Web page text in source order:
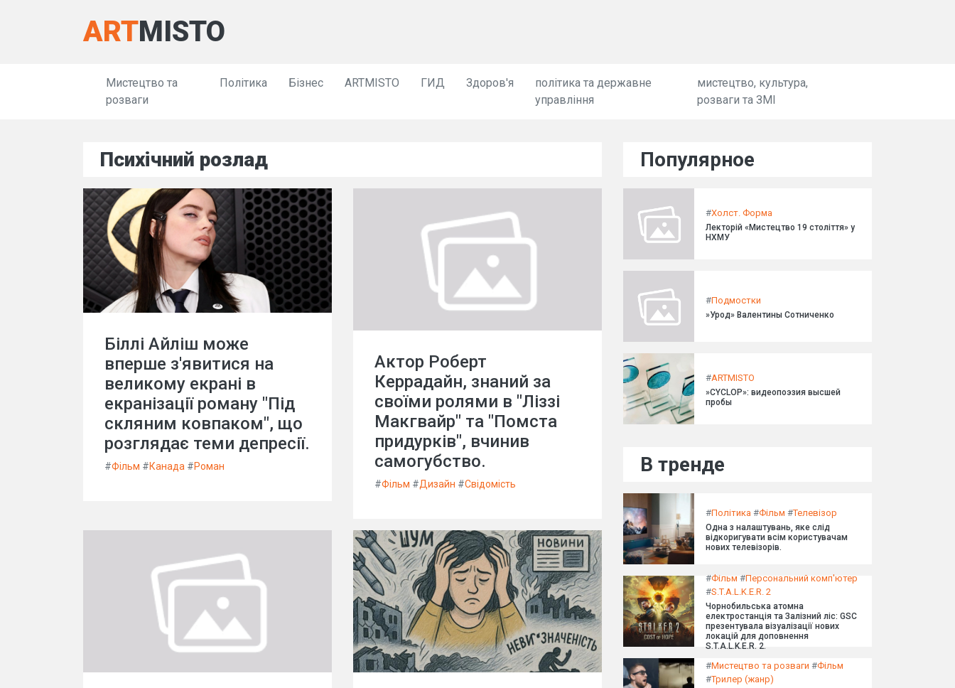
ARTMISTO
Мистецтво та
розваги
Політика Бізнес ARTMISTO ГИД Здоров'я
політика та державне
управління
мистецтво, культура,
розваги та ЗМІ
Психічний розлад
Біллі Айліш може
вперше з'явитися на
великому екрані в
екранізації роману "Під
скляним ковпаком", що
розглядає теми депресії.
#Фільм #Канада #Роман
Актор Роберт
Керрадайн, знаний за
своїми ролями в "Ліззі
Макгвайр" та "Помста
придурків", вчинив
самогубство.
#Фільм #Дизайн #Свідомість
Популярное
#Холст. Форма
Лекторій «Мистецтво 19 століття» у
НХМУ
#Подмостки
»Урод» Валентины Сотниченко
#ARTMISTO
»CYCLOP»: видеопоэзия высшей
пробы
В тренде
#Політика #Фільм #Телевізор
Одна з налаштувань, яке слід
відкоригувати всім користувачам
нових телевізорів.
#Фільм #Персональний комп'ютер
#S.T.A.L.K.E.R. 2
Чорнобильська атомна
електростанція та Залізний ліс: GSC
презентувала візуалізації нових
локацій для доповнення
S.T.A.L.K.E.R. 2.
#Мистецтво та розваги #Фільм
#Трилер (жанр)